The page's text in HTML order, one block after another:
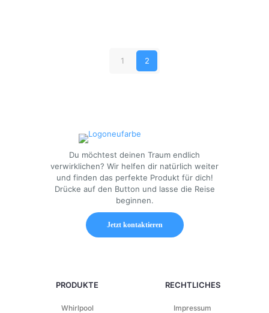
1 2
Du möchtest deinen Traum endlich
verwirklichen? Wir helfen dir natürlich weiter
und finden das perfekte Produkt für dich!
Drücke auf den Button und lasse die Reise
beginnen.
Jetzt kontaktieren
PRODUKTE
Whirlpool
RECHTLICHES
Impressum